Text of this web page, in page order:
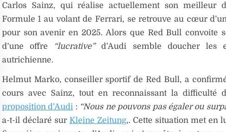
Carlos Sainz, qui réalise actuellement son meilleur
Formule 1 au volant de Ferrari, se retrouve au cœur
pour son avenir en 2025. Alors que Red Bull convoite
d’une offre
“lucrative”d’Audi semble doucher les
autrichienne.
Helmut Marko, conseiller sportif de Red Bull, a
cours avec Sainz, tout en reconnaissant la difficulté
proposition d’Audi : “Nous ne pouvons pas égaler ou
a-t-il déclaré sur Kleine Zeitung,. Cette situation met en